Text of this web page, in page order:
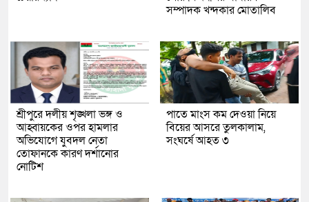
সম্পাদক খন্দকার মোতালিব
শ্রীপুরে দলীয় শৃঙ্খলা ভঙ্গ ও
আহ্বায়কের ওপর হামলার
অভিযোগে যুবদল নেতা
তোফানকে কারণ দর্শানোর
নোটিশ
পাতে মাংস কম দেওয়া নিয়ে
বিয়ের আসরে তুলকালাম,
সংঘর্ষে আহত ৩